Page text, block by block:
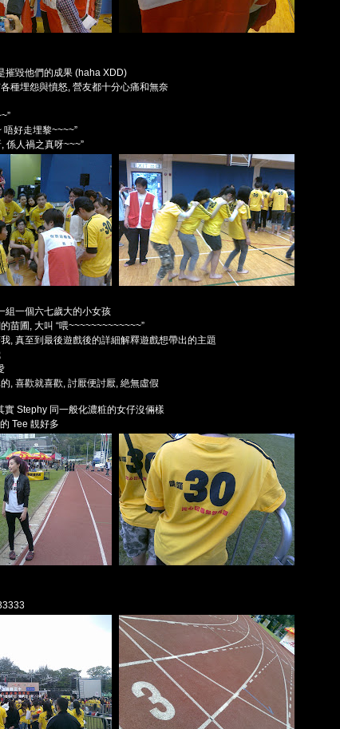
摧毀他們的成果 (haha XDD)
種埋怨與憤怒, 營友都十分心痛和無奈
唔好走埋黎~~~~”
係人禍之真呀~~~”
組一個六七歲大的小女孩
苗圃, 大叫 “喂~~~~~~~~~~~~~”
, 真至到最後遊戲後的詳細解釋遊戲想帶出的主題
, 喜歡就喜歡, 討厭便討厭, 絶無虛假
實 Stephy 同一般化濃粧的女仔沒倆樣
Tee 靚好多